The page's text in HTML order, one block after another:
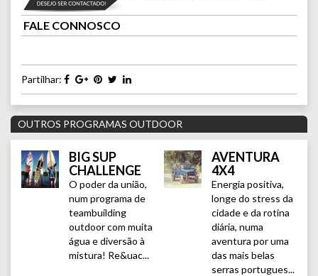
FALE CONNOSCO
Partilhar:
OUTROS PROGRAMAS OUTDOOR
BIG SUP
CHALLENGE
O poder da união,
num programa de
teambuilding
outdoor com muita
água e diversão à
mistura! Re&uac...
AVENTURA
4X4
Energia positiva,
longe do stress da
cidade e da rotina
diária, numa
aventura por uma
das mais belas
serras portugues...